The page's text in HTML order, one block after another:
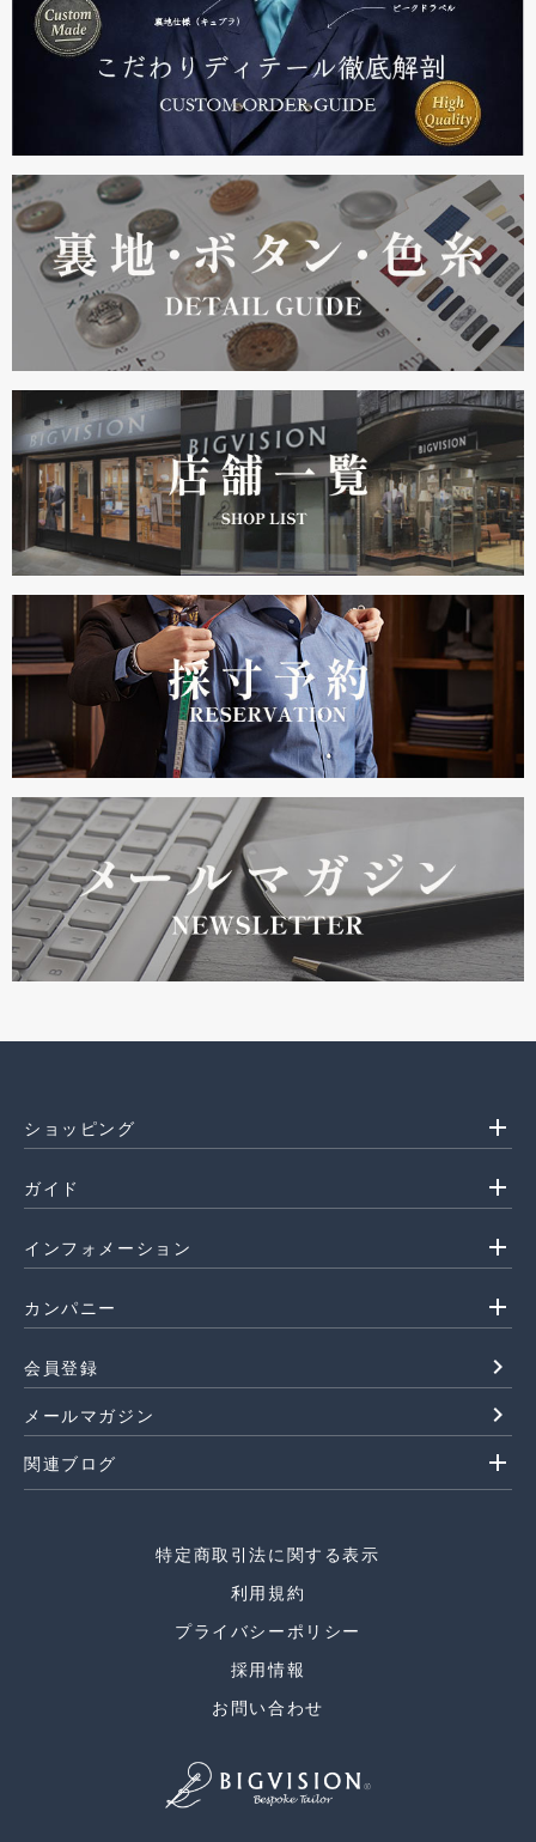
ショッピング add
ガイド add
インフォメーション add
カンパニー add
会員登録 navigate_next
メールマガジン navigate_next
関連ブログ add
特定商取引法に関する表示
利用規約
プライバシーポリシー
採用情報
お問い合わせ